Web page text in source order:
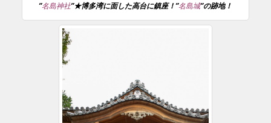
”名島神社”★博多湾に面した高台に鎮座！”名島城”の跡地！